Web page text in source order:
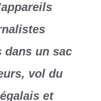
dans un sac
vol du
et